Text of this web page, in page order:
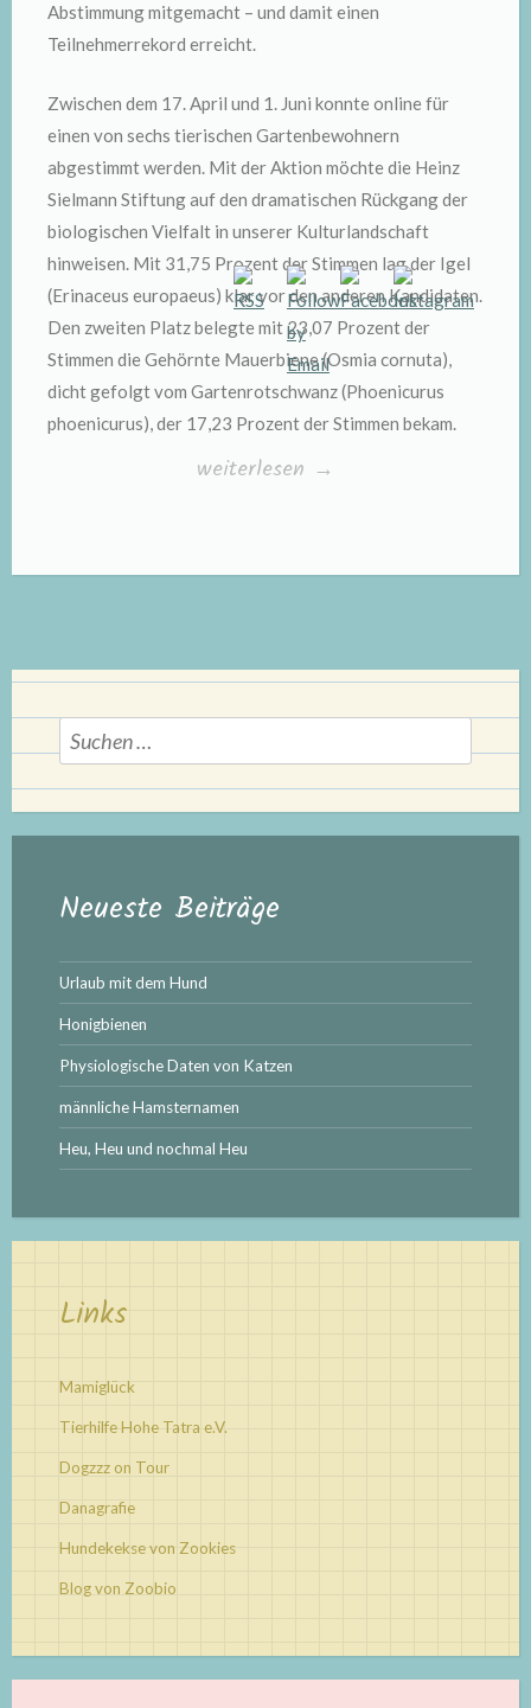
Abstimmung mitgemacht – und damit einen
Teilnehmerrekord erreicht.
Zwischen dem 17. April und 1. Juni konnte online für
einen von sechs tierischen Gartenbewohnern
abgestimmt werden. Mit der Aktion möchte die Heinz
Sielmann Stiftung auf den dramatischen Rückgang der
biologischen Vielfalt in unserer Kulturlandschaft
hinweisen. Mit 31,75 Prozent der Stimmen lag der Igel
(Erinaceus europaeus) klar vor den anderen Kandidaten.
Den zweiten Platz belegte mit 23,07 Prozent der
Stimmen die Gehörnte Mauerbiene (Osmia cornuta),
dicht gefolgt vom Gartenrotschwanz (Phoenicurus
phoenicurus), der 17,23 Prozent der Stimmen bekam.
„Igel
des
weiterlesen →
Suchen
nach:
Neueste Beiträge
Urlaub mit dem Hund
Honigbienen
Physiologische Daten von Katzen
männliche Hamsternamen
Heu, Heu und nochmal Heu
Links
Mamiglück
Tierhilfe Hohe Tatra e.V.
Dogzzz on Tour
Danagrafie
Hundekekse von Zookies
Blog von Zoobio